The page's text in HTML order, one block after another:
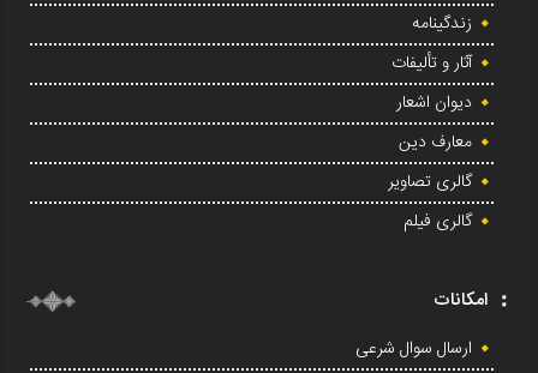
زندگینامه
آثار و تألیفات
دیوان اشعار
معارف دین
گالری تصاویر
گالری فیلم
امکانات
ارسال سوال شرعی